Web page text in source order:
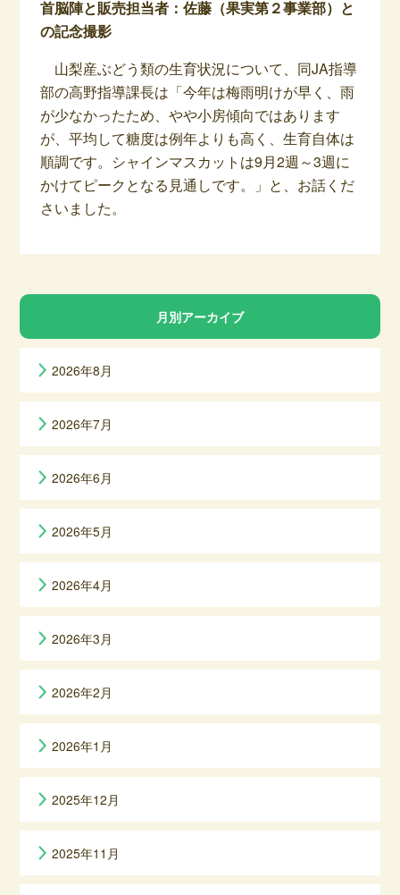
首脳陣と販売担当者：佐藤（果実第２事業部）と
の記念撮影
山梨産ぶどう類の生育状況について、同JA指導
部の高野指導課長は「今年は梅雨明けが早く、雨
が少なかったため、やや小房傾向ではあります
が、平均して糖度は例年よりも高く、生育自体は
順調です。シャインマスカットは9月2週～3週に
かけてピークとなる見通しです。」と、お話くだ
さいました。
月別アーカイブ
2026年8月
2026年7月
2026年6月
2026年5月
2026年4月
2026年3月
2026年2月
2026年1月
2025年12月
2025年11月